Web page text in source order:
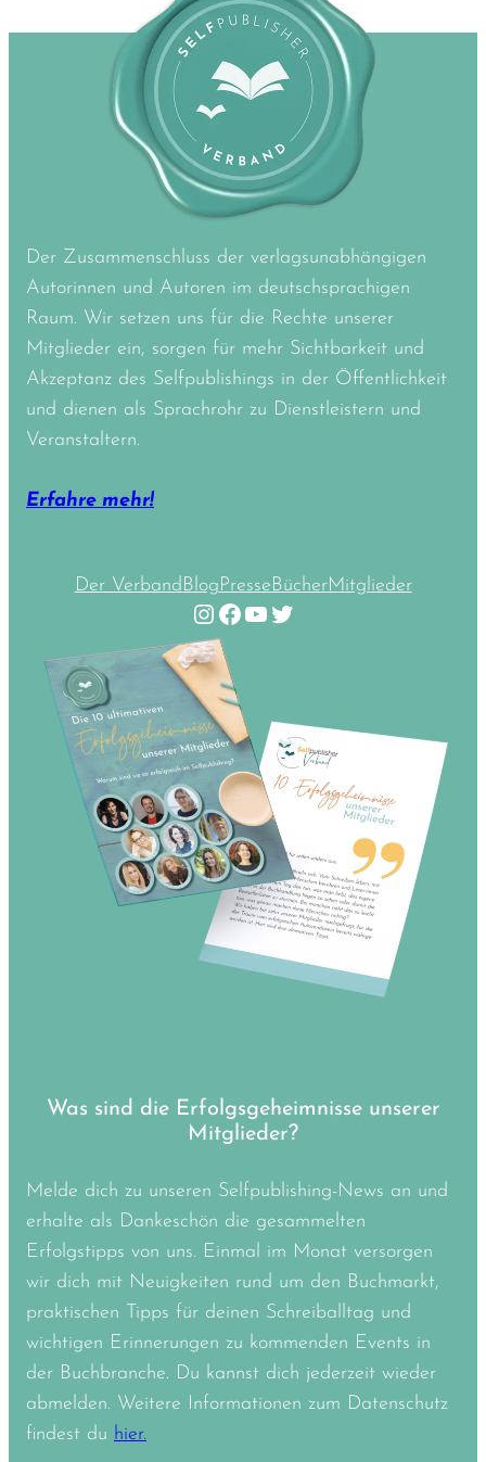
Der Zusammenschluss der verlagsunabhängigen
Autorinnen und Autoren im deutschsprachigen
Raum. Wir setzen uns für die Rechte unserer
Mitglieder ein, sorgen für mehr Sichtbarkeit und
Akzeptanz des Selfpublishings in der Öffentlichkeit
und dienen als Sprachrohr zu Dienstleistern und
Veranstaltern.
Erfahre mehr!
Der VerbandBlogPresseBücherMitglieder
Instagram Facebook YouTube Twitter
Was sind die Erfolgsgeheimnisse unserer
Mitglieder?
Melde dich zu unseren Selfpublishing-News an und
erhalte als Dankeschön die gesammelten
Erfolgstipps von uns. Einmal im Monat versorgen
wir dich mit Neuigkeiten rund um den Buchmarkt,
praktischen Tipps für deinen Schreiballtag und
wichtigen Erinnerungen zu kommenden Events in
der Buchbranche. Du kannst dich jederzeit wieder
abmelden. Weitere Informationen zum Datenschutz
findest du hier.